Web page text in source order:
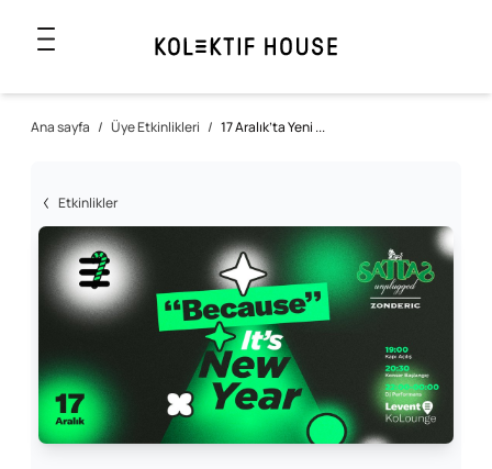
Ana sayfa / Üye Etkinlikleri / 17 Aralık’ta Yeni ...
Etkinlikler